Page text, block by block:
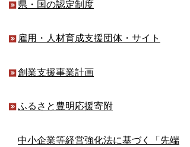
県・国の認定制度
雇用・人材育成支援団体・サイト
創業支援事業計画
ふるさと豊明応援寄附
中小企業等経営強化法に基づく「先端